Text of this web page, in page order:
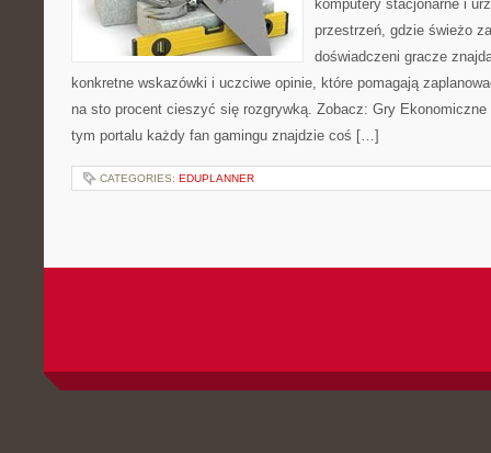
komputery stacjonarne i
przestrzeń, gdzie świeżo
doświadczeni gracze
konkretne wskazówki i uczciwe opinie, które pomagają
na sto procent cieszyć się rozgrywką. Zobacz: Gry
tym portalu każdy fan gamingu znajdzie coś […]
CATEGORIES: EDUPLANNER